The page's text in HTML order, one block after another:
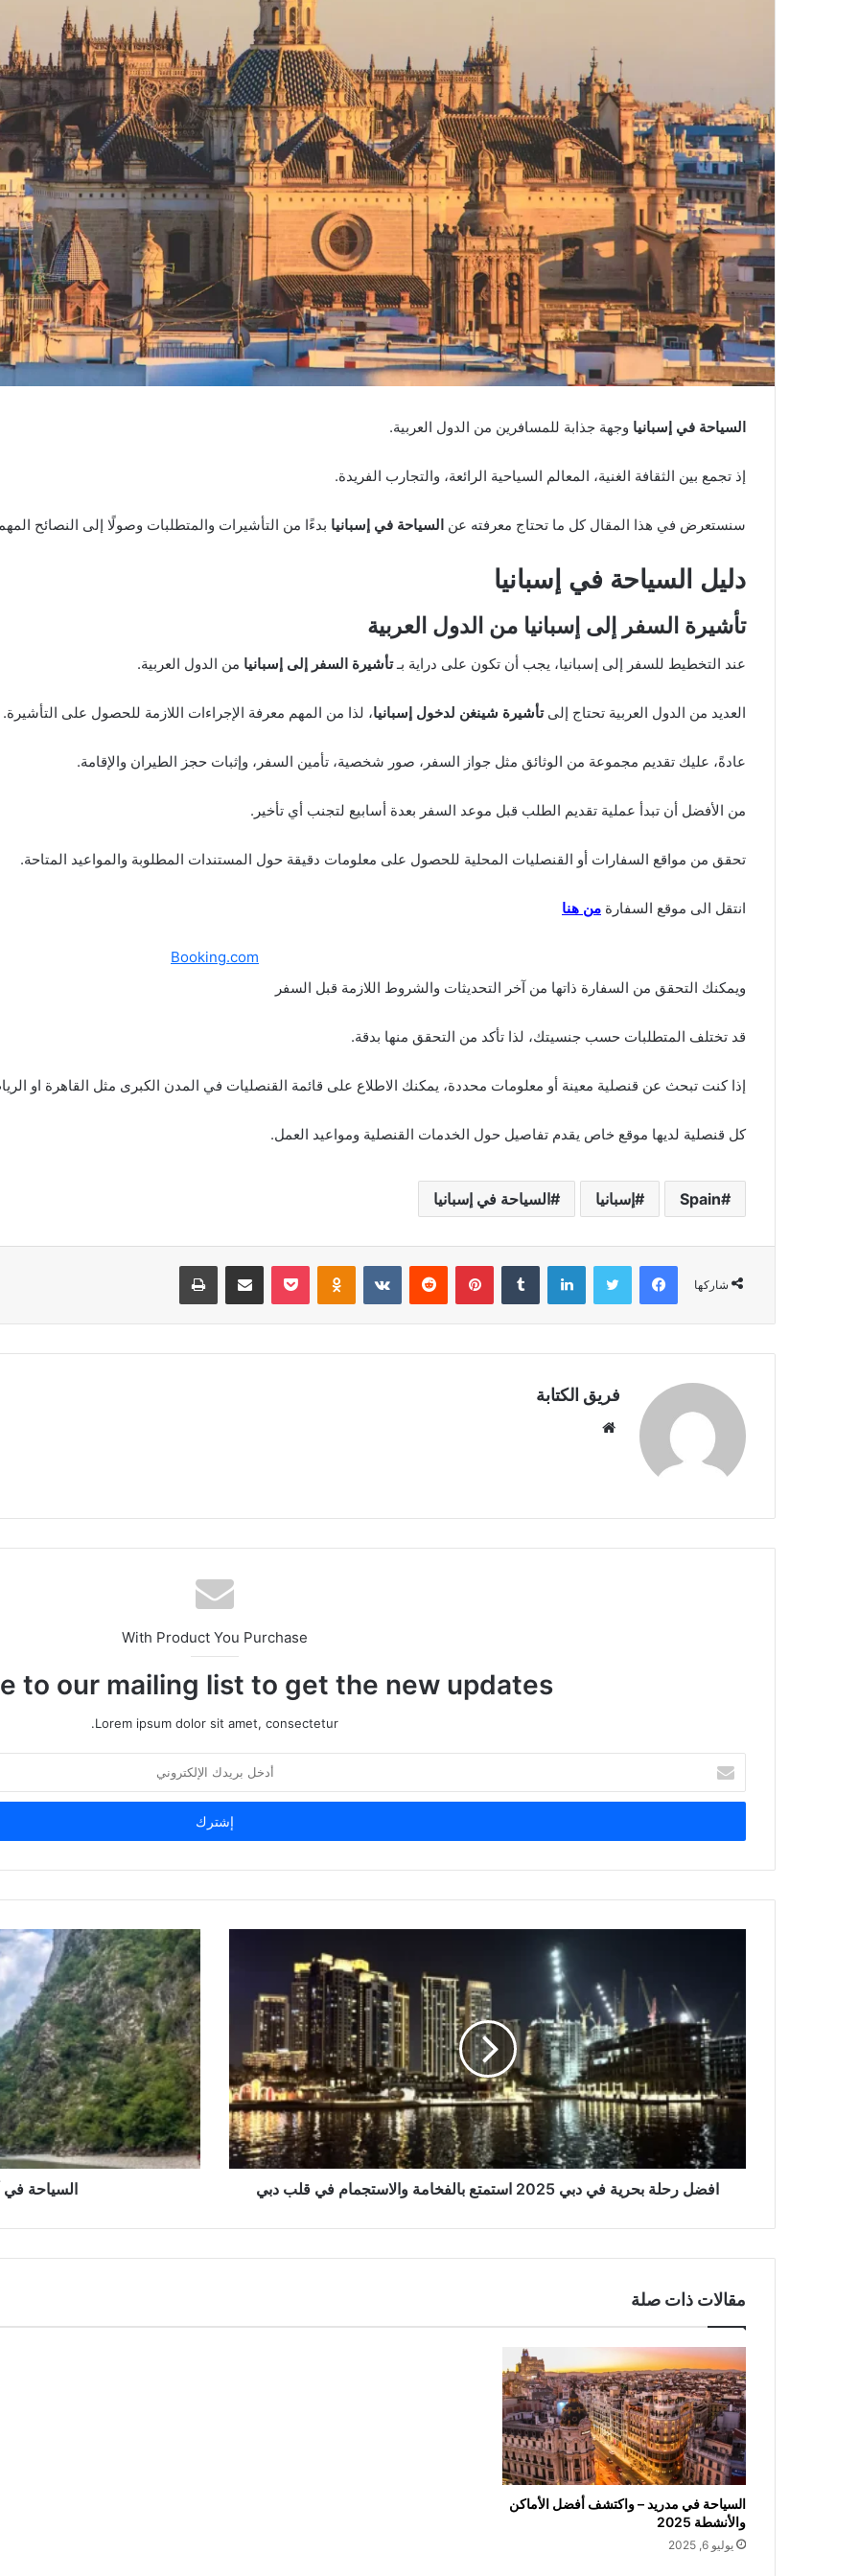
السياحة في إسبانيا وجهة جذابة للمسافرين من الدول العربية.
إذ تجمع بين الثقافة الغنية، المعالم السياحية الرائعة، والتجارب الفريدة.
سنستعرض في هذا المقال كل ما تحتاج معرفته عن السياحة في إسبانيا بدءًا من التأشيرات والمتطلبات وصولًا إلى النصائح
دليل السياحة في إسبانيا
تأشيرة السفر إلى إسبانيا من الدول العربية
عند التخطيط للسفر إلى إسبانيا، يجب أن تكون على دراية بـتأشيرة السفر إلى إسبانيا من الدول العربية.
العديد من الدول العربية تحتاج إلىتأشيرة شينغن لدخول إسبانيا، لذا من المهم معرفة الإجراءات اللازمة للحصول على التأشيرة.
عادةً، عليك تقديم مجموعة من الوثائق مثل جواز السفر، صور شخصية، تأمين السفر، وإثبات حجز الطيران والإقامة.
من الأفضل أن تبدأ عملية تقديم الطلب قبل موعد السفر بعدة أسابيع لتجنب أي تأخير.
تحقق من مواقع السفارات أو القنصليات المحلية للحصول على معلومات دقيقة حول المستندات المطلوبة والمواعيد المتاحة.
انتقل الى موقع السفارة من هنا
Booking.com
ويمكنك التحقق من السفارة ذاتها من آخر التحديثات والشروط اللازمة قبل السفر
قد تختلف المتطلبات حسب جنسيتك، لذا تأكد من التحقق منها بدقة.
إذا كنت تبحث عن قنصلية معينة أو معلومات محددة، يمكنك الاطلاع على قائمة القنصليات في المدن الكبرى مثل القاهرة او
كل قنصلية لديها موقع خاص يقدم تفاصيل حول الخدمات القنصلية ومواعيد العمل.
Spain إسبانيا السياحة في إسبانيا
شاركها
فيسبوك تويتر لينكدإن بينتيريست Odnoklassniki
بوكيت مشاركة عبر البريد طباعة
فريق الكتابة
With Product You Purchase
to our mailing list to get the new updates!
Lorem ipsum dolor sit amet, consectetur.
بريدك
الإلكتروني
افضل رحلة بحرية في دبي 2025 استمتع بالفخامة والاستجمام في قلب دبي السياحة في
مقالات ذات صلة
السياحة في مدريد – واكتشف أفضل الأماكن
والأنشطة 2025
يوليو 6, 2025